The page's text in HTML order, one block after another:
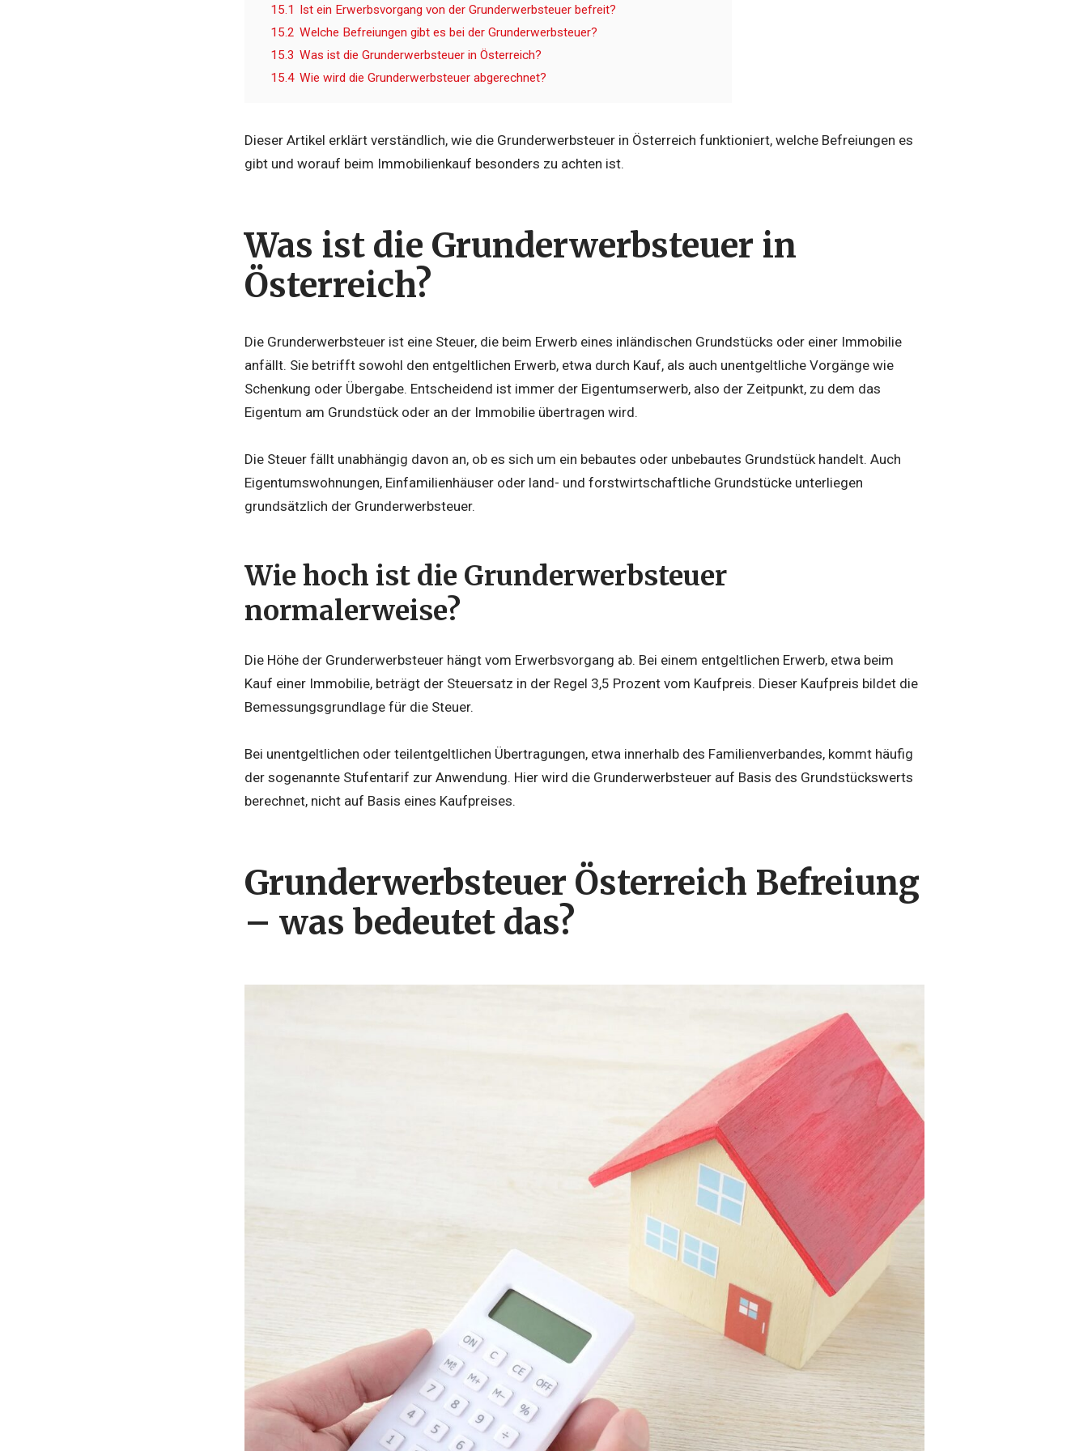
15.1 Ist ein Erwerbsvorgang von der Grunderwerbsteuer befreit?
15.2 Welche Befreiungen gibt es bei der Grunderwerbsteuer?
15.3 Was ist die Grunderwerbsteuer in Österreich?
15.4 Wie wird die Grunderwerbsteuer abgerechnet?
Dieser Artikel erklärt verständlich, wie die Grunderwerbsteuer in Österreich funktioniert, welche Befreiungen es
gibt und worauf beim Immobilienkauf besonders zu achten ist.
Was ist die Grunderwerbsteuer in
Österreich?
Die Grunderwerbsteuer ist eine Steuer, die beim Erwerb eines inländischen Grundstücks oder einer Immobilie
anfällt. Sie betrifft sowohl den entgeltlichen Erwerb, etwa durch Kauf, als auch unentgeltliche Vorgänge wie
Schenkung oder Übergabe. Entscheidend ist immer der Eigentumserwerb, also der Zeitpunkt, zu dem das
Eigentum am Grundstück oder an der Immobilie übertragen wird.
Die Steuer fällt unabhängig davon an, ob es sich um ein bebautes oder unbebautes Grundstück handelt. Auch
Eigentumswohnungen, Einfamilienhäuser oder land- und forstwirtschaftliche Grundstücke unterliegen
grundsätzlich der Grunderwerbsteuer.
Wie hoch ist die Grunderwerbsteuer
normalerweise?
Die Höhe der Grunderwerbsteuer hängt vom Erwerbsvorgang ab. Bei einem entgeltlichen Erwerb, etwa beim
Kauf einer Immobilie, beträgt der Steuersatz in der Regel 3,5 Prozent vom Kaufpreis. Dieser Kaufpreis bildet die
Bemessungsgrundlage für die Steuer.
Bei unentgeltlichen oder teilentgeltlichen Übertragungen, etwa innerhalb des Familienverbandes, kommt häufig
der sogenannte Stufentarif zur Anwendung. Hier wird die Grunderwerbsteuer auf Basis des Grundstückswerts
berechnet, nicht auf Basis eines Kaufpreises.
Grunderwerbsteuer Österreich Befreiung
– was bedeutet das?